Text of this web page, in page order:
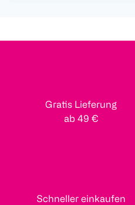
Gratis Lieferung
ab 49 €
Schneller einkaufen